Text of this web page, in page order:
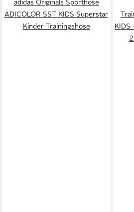
adidas Originals Sporthose
ADICOLOR SST KIDS Superstar
Kinder Trainingshose
KIDS